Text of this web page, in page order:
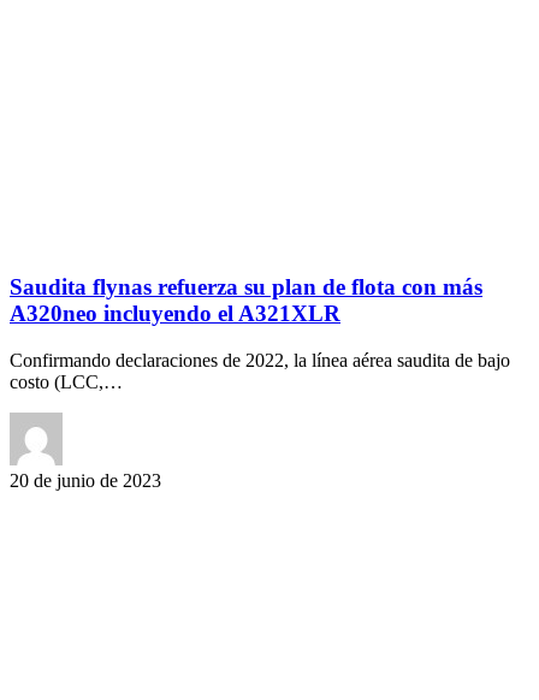
Saudita flynas refuerza su plan de flota con más
A320neo incluyendo el A321XLR
Confirmando declaraciones de 2022, la línea aérea saudita de bajo
costo (LCC,…
20 de junio de 2023